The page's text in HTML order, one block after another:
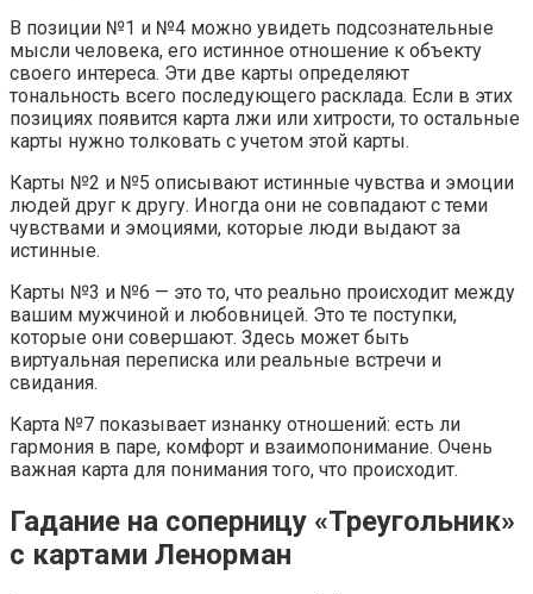
В позиции №1 и №4 можно увидеть подсознательные
мысли человека, его истинное отношение к объекту
своего интереса. Эти две карты определяют
тональность всего последующего расклада. Если в этих
позициях появится карта лжи или хитрости, то остальные
карты нужно толковать с учетом этой карты.
Карты №2 и №5 описывают истинные чувства и эмоции
людей друг к другу. Иногда они не совпадают с теми
чувствами и эмоциями, которые люди выдают за
истинные.
Карты №3 и №6 — это то, что реально происходит между
вашим мужчиной и любовницей. Это те поступки,
которые они совершают. Здесь может быть
виртуальная переписка или реальные встречи и
свидания.
Карта №7 показывает изнанку отношений: есть ли
гармония в паре, комфорт и взаимопонимание. Очень
важная карта для понимания того, что происходит.
Гадание на соперницу «Треугольник»
с картами Ленорман